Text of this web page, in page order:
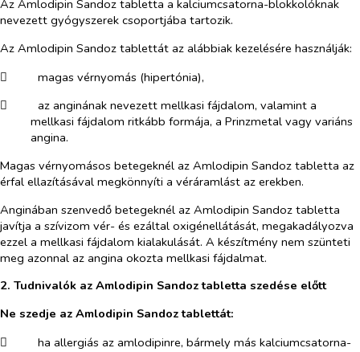
Az Amlodipin Sandoz tabletta a kalciumcsatorna-blokkolóknak
nevezett gyógyszerek csoportjába tartozik.
Az Amlodipin Sandoz tablettát az alábbiak kezelésére használják:
​
magas vérnyomás (hipertónia),
​
az anginának nevezett mellkasi fájdalom, valamint a
mellkasi fájdalom ritkább formája, a Prinzmetal vagy variáns
angina.
Magas vérnyomásos betegeknél az Amlodipin Sandoz tabletta az
érfal ellazításával megkönnyíti a véráramlást az erekben.
Anginában szenvedő betegeknél az Amlodipin Sandoz tabletta
javítja a szívizom vér- és ezáltal oxigénellátását, megakadályozva
ezzel a mellkasi fájdalom kialakulását. A készítmény nem szünteti
meg azonnal az angina okozta mellkasi fájdalmat.
2. Tudnivalók az Amlodipin Sandoz tabletta szedése előtt
Ne szedje az Amlodipin Sandoz tablettát:
​
ha allergiás az amlodipinre, bármely más kalciumcsatorna-